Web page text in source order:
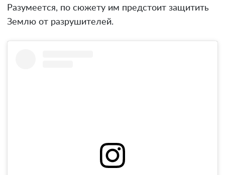
Разумеется, по сюжету им предстоит защитить
Землю от разрушителей.